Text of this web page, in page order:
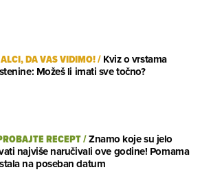
DA VAS VIDIMO!/Kviz o vrstama
Možeš li imati sve točno?
RECEPT/Znamo koje su jelo
najviše naručivali ove godine! Pomama
na poseban datum